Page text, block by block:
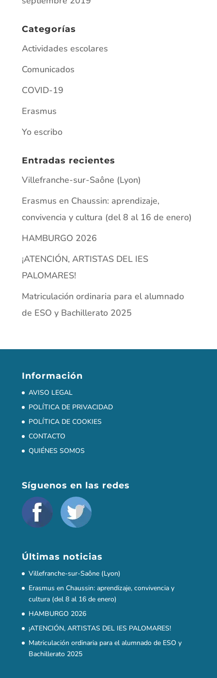
Erasmus en Chaussin: aprendizaje,
convivencia y cultura (del 8 al 16 de enero)
HAMBURGO 2026
¡ATENCIÓN, ARTISTAS DEL IES
PALOMARES!
Matriculación ordinaria para el alumnado
AVISO LEGAL
POLÍTICA DE PRIVACIDAD
POLÍTICA DE COOKIES
Síguenos en las redes
Últimas noticias
Villefranche-sur-Saône (Lyon)
Erasmus en Chaussin: aprendizaje, convivencia y
HAMBURGO 2026
Bachillerato 2025